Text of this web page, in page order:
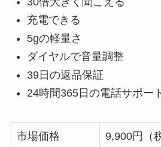
充電できる
5gの軽量さ
ダイヤルで音量調整
39日の返品保証
24時間365日の電話サポー
市場価格 9,900円（